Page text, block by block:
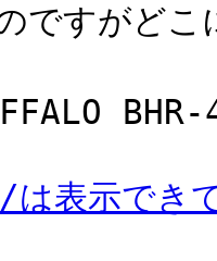
ですがど
BHR-
表示できて